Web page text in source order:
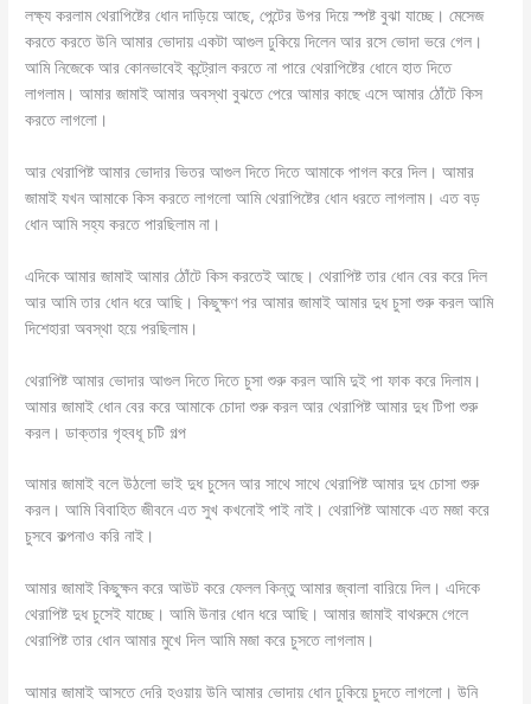
লক্ষ্য করলাম থেরাপিষ্টের ধোন দাড়িয়ে আছে, পেন্টের উপর দিয়ে স্পষ্ট বুঝা যাচ্ছে। মেসেজ
করতে করতে উনি আমার ভোদায় একটা আগুল ঢুকিয়ে দিলেন আর রসে ভোদা ভরে গেল।
আমি নিজেকে আর কোনভাবেই কন্ট্রোল করতে না পারে থেরাপিষ্টের ধোনে হাত দিতে
লাগলাম। আমার জামাই আমার অবস্থা বুঝতে পেরে আমার কাছে এসে আমার ঠোঁটে কিস
করতে লাগলো।
আর থেরাপিষ্ট আমার ভোদার ভিতর আগুল দিতে দিতে আমাকে পাগল করে দিল। আমার
জামাই যখন আমাকে কিস করতে লাগলো আমি থেরাপিষ্টের ধোন ধরতে লাগলাম। এত বড়
ধোন আমি সহ্য করতে পারছিলাম না।
এদিকে আমার জামাই আমার ঠোঁটে কিস করতেই আছে। থেরাপিষ্ট তার ধোন বের করে দিল
আর আমি তার ধোন ধরে আছি। কিছুক্ষণ পর আমার জামাই আমার দুধ চুসা শুরু করল আমি
দিশেহারা অবস্থা হয়ে পরছিলাম।
থেরাপিষ্ট আমার ভোদার আগুল দিতে দিতে চুসা শুরু করল আমি দুই পা ফাক করে দিলাম।
আমার জামাই ধোন বের করে আমাকে চোদা শুরু করল আর থেরাপিষ্ট আমার দুধ টিপা শুরু
করল। ডাক্তার গৃহবধূ চটি গল্প
আমার জামাই বলে উঠলো ভাই দুধ চুসেন আর সাথে সাথে থেরাপিষ্ট আমার দুধ চোসা শুরু
করল। আমি বিবাহিত জীবনে এত সুখ কখনোই পাই নাই। থেরাপিষ্ট আমাকে এত মজা করে
চুসবে কল্পনাও করি নাই।
আমার জামাই কিছুক্ষন করে আউট করে ফেলল কিন্তু আমার জ্বালা বারিয়ে দিল। এদিকে
থেরাপিষ্ট দুধ চুসেই যাচ্ছে। আমি উনার ধোন ধরে আছি। আমার জামাই বাথরুমে গেলে
থেরাপিষ্ট তার ধোন আমার মুখে দিল আমি মজা করে চুসতে লাগলাম।
আমার জামাই আসতে দেরি হওয়ায় উনি আমার ভোদায় ধোন ঢুকিয়ে চুদতে লাগলো। উনি